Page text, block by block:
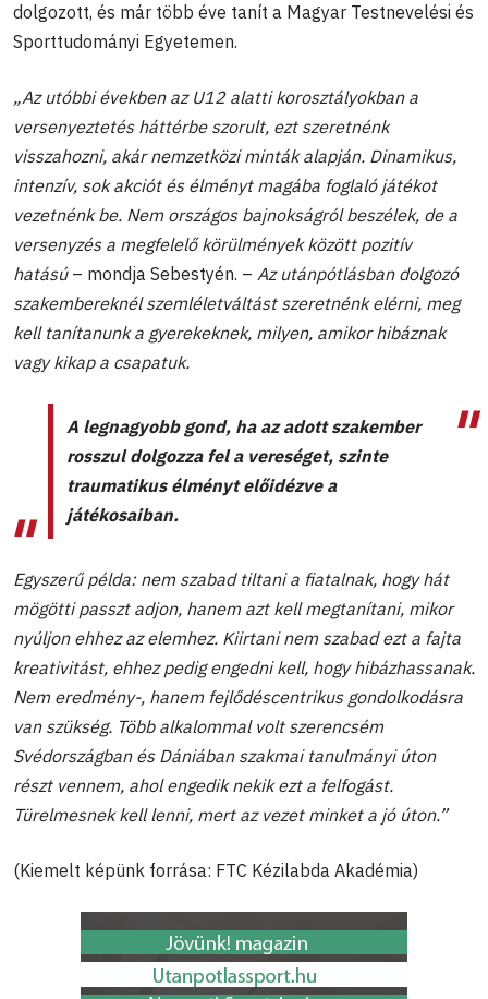
dolgozott, és már több éve tanít a Magyar Testnevelési és
Sporttudományi Egyetemen.
„Az utóbbi években az U12 alatti korosztályokban a
versenyeztetés háttérbe szorult, ezt szeretnénk
visszahozni, akár nemzetközi minták alapján. Dinamikus,
intenzív, sok akciót és élményt magába foglaló játékot
vezetnénk be. Nem országos bajnokságról beszélek, de a
versenyzés a megfelelő körülmények között pozitív
hatású– mondja Sebestyén. – Az utánpótlásban dolgozó
szakembereknél szemléletváltást szeretnénk elérni, meg
kell tanítanunk a gyerekeknek, milyen, amikor hibáznak
vagy kikap a csapatuk.
A legnagyobb gond, ha az adott szakember
rosszul dolgozza fel a vereséget, szinte
traumatikus élményt előidézve a
játékosaiban.
Egyszerű példa: nem szabad tiltani a fiatalnak, hogy hát
mögötti passzt adjon, hanem azt kell megtanítani, mikor
nyúljon ehhez az elemhez. Kiirtani nem szabad ezt a fajta
kreativitást, ehhez pedig engedni kell, hogy hibázhassanak.
Nem eredmény-, hanem fejlődéscentrikus gondolkodásra
van szükség. Több alkalommal volt szerencsém
Svédországban és Dániában szakmai tanulmányi úton
részt vennem, ahol engedik nekik ezt a felfogást.
Türelmesnek kell lenni, mert az vezet minket a jó úton.”
(Kiemelt képünk forrása: FTC Kézilabda Akadémia)